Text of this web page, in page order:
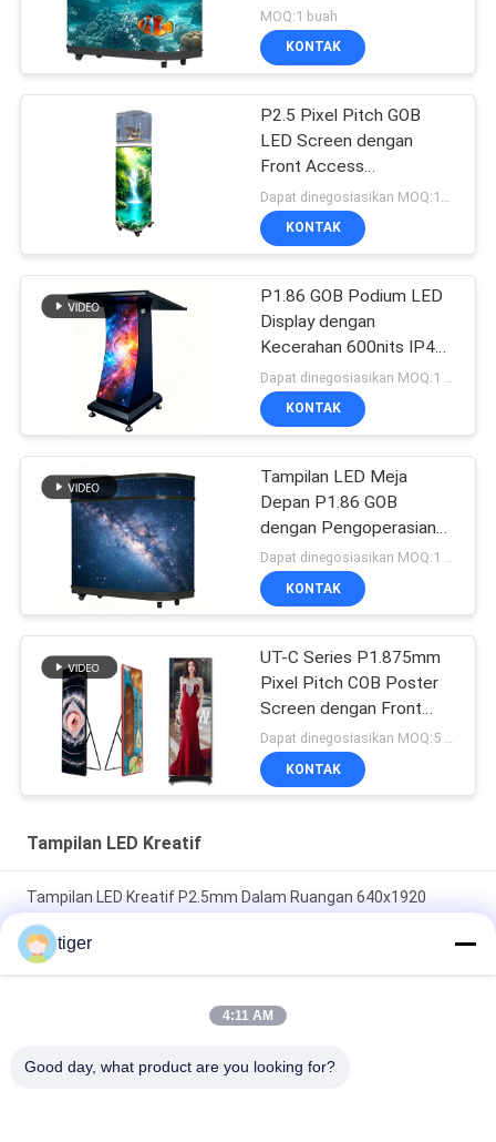
Kecepatan Refresh
3840Hz untuk Tampilan
Resepsi Perusahaan
MOQ:1 buah
KONTAK
P2.5 Pixel Pitch GOB
LED Screen dengan
Front Access
Maintenance dan
Refresh Rate 3840Hz
untuk display pendidikan
KONTAK
P1.86 GOB Podium LED
Display dengan
Kecerahan 600nits IP43
Dustproof dan 3840Hz
Refresh Rate untuk
Lobby Perusahaan
KONTAK
Tampilan LED Meja
Depan P1.86 GOB
dengan Pengoperasian
Plug-and-Play Kecerahan
600nits dan
Pemeliharaan Akses
Dapat dinegosiasikan MOQ:1 buah
KONTAK
UT-C Series P1.875mm
Pixel Pitch COB Poster
Screen dengan Front
Service Maintenance dan
Refresh Rate 3840Hz
Dapat dinegosiasikan MOQ:5 unit
KONTAK
Tampilan LED Kreatif
Tampilan LED Kreatif P2.5mm Dalam Ruangan 640x1920
3840Hz Tampilan Poster LED
Modul P2.5mm 320x160mm Dalam Ruangan Tingkat
Periklanan
tiger
4:11 AM
Good day, what product are you looking for?